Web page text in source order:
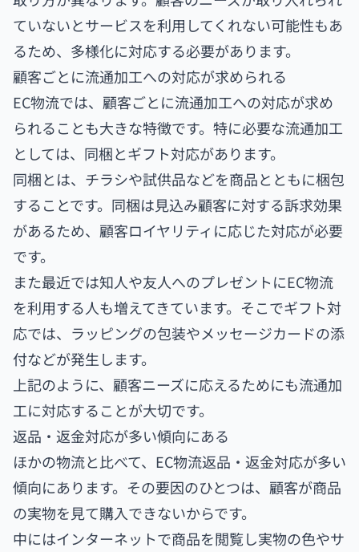
ていないとサービスを利用してくれない可能性もあ
るため、多様化に対応する必要があります。
顧客ごとに流通加工への対応が求められる
EC物流では、顧客ごとに流通加工への対応が求め
られることも大きな特徴です。特に必要な流通加工
としては、同梱とギフト対応があります。
同梱とは、チラシや試供品などを商品とともに梱包
することです。同梱は見込み顧客に対する訴求効果
があるため、顧客ロイヤリティに応じた対応が必要
です。
また最近では知人や友人へのプレゼントにEC物流
を利用する人も増えてきています。そこでギフト対
応では、ラッピングの包装やメッセージカードの添
付などが発生します。
上記のように、顧客ニーズに応えるためにも流通加
工に対応することが大切です。
返品・返金対応が多い傾向にある
ほかの物流と比べて、EC物流返品・返金対応が多い
傾向にあります。その要因のひとつは、顧客が商品
の実物を見て購入できないからです。
中にはインターネットで商品を閲覧し実物の色やサ